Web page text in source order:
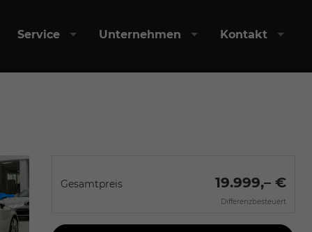
Service Unternehmen Kontakt
Gesamtpreis 19.999,– €
Differenzbesteuert